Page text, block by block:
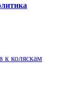
к коляскам